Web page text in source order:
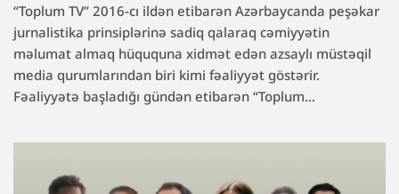
“Toplum TV” 2016-cı ildən etibarən Azərbaycanda peşəkar
jurnalistika prinsiplərinə sadiq qalaraq cəmiyyətin
məlumat almaq hüququna xidmət edən azsaylı müstəqil
media qurumlarından biri kimi fəaliyyət göstərir.
Fəaliyyətə başladığı gündən etibarən “Toplum...